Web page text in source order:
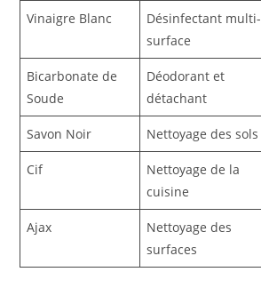
Vinaigre Blanc
Désinfectant multi-
surface
Bicarbonate de
Soude
Déodorant et
détachant
Savon Noir Nettoyage des sols
Cif
Nettoyage de la
cuisine
Ajax
Nettoyage des
surfaces